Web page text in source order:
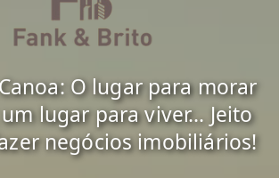
O lugar para morar
lugar para viver... Jeito
negócios imobiliários!